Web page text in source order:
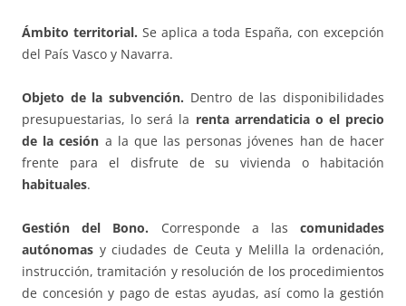
Ámbito territorial. Se aplica a toda España, con excepción
del País Vasco y Navarra.
Objeto de la subvención. Dentro de las disponibilidades
presupuestarias, lo será la renta arrendaticia o el precio
de la cesión a la que las personas jóvenes han de hacer
frente para el disfrute de su vivienda o habitación
habituales.
Gestión del Bono. Corresponde a las comunidades
autónomas y ciudades de Ceuta y Melilla la ordenación,
instrucción, tramitación y resolución de los procedimientos
de concesión y pago de estas ayudas, así como la gestión